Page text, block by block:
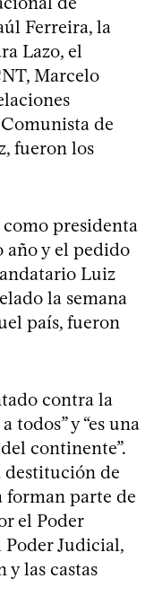
Ferreira, la
Lazo, el
Marcelo
de
fueron los
presidenta
año y el pedido
Luiz
la semana
país, fueron
contra la
todos” y “es una
continente”.
de
forman parte de
el Poder
Judicial,
las castas